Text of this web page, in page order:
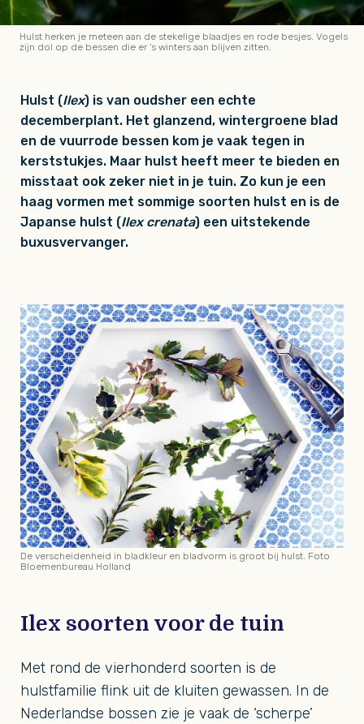
Hulst herken je meteen aan de stekelige blaadjes en rode besjes. Vogels
zijn dol op de bessen die er 's winters aan blijven zitten.
Hulst (Ilex) is van oudsher een echte
decemberplant. Het glanzend, wintergroene blad
en de vuurrode bessen kom je vaak tegen in
kerststukjes. Maar hulst heeft meer te bieden en
misstaat ook zeker niet in je tuin. Zo kun je een
haag vormen met sommige soorten hulst en is de
Japanse hulst (Ilex crenata) een uitstekende
buxusvervanger.
Ilex soorten voor de tuin
Met rond de vierhonderd soorten is de
hulstfamilie flink uit de kluiten gewassen. In de
Nederlandse bossen zie je vaak de ‘scherpe’
De verscheidenheid in bladkleur en bladvorm is groot bij hulst. Foto
Bloemenbureau Holland